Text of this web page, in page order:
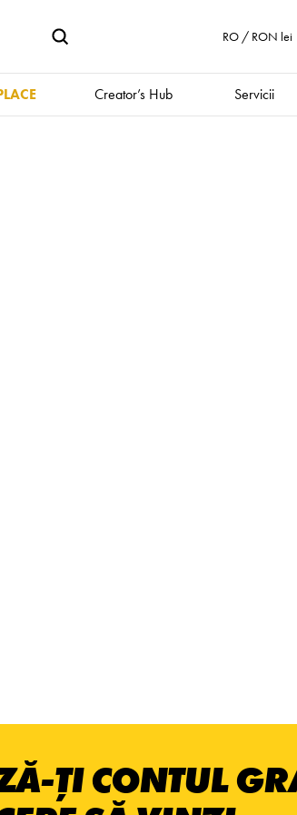
RO / RON lei
Creator’s Hub Servicii
ȚI CONTUL